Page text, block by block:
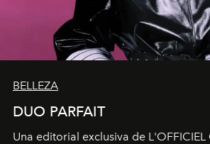
BELLEZA
DUO PARFAIT
Una editorial exclusiva de L'OFFICIEL